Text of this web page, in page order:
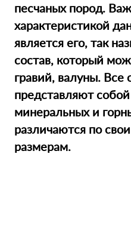
песчаных пород.
характеристикой
является его, так
состав, который
гравий, валуны.
представляют
минеральных и
различаются по
размерам.